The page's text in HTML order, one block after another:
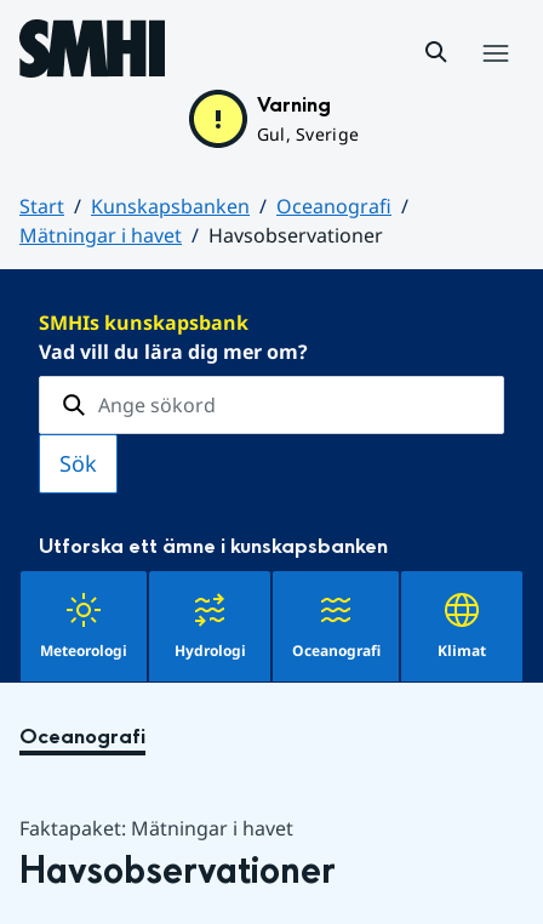
Hoppa till sidans innehåll
Varning
Gul, Sverige
Start Kunskapsbanken
Oceanografi
Mätningar i havet
Havsobservationer
SMHIs kunskapsbank
Vad vill du lära dig mer om?
Utforska ett ämne i kunskapsbanken
Meteorologi Hydrologi Oceanografi Klimat
Oceanografi
Faktapaket: Mätningar i havet
Havsobservationer